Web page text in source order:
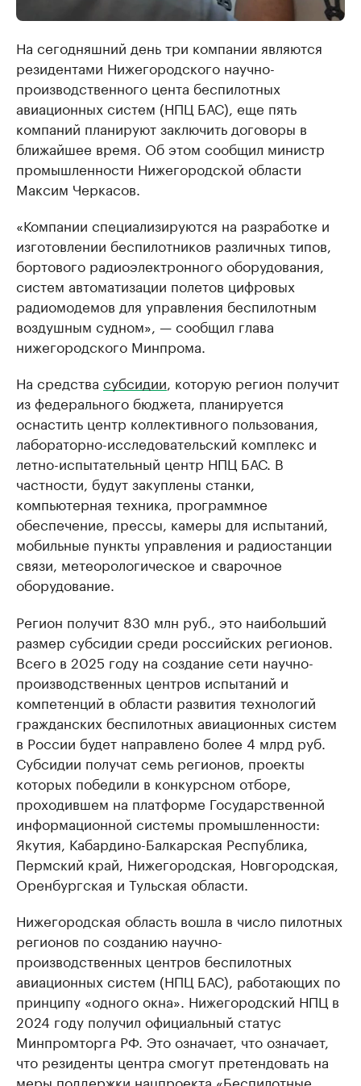
На сегодняшний день три компании являются
резидентами Нижегородского научно-
производственного цента беспилотных
авиационных систем (НПЦ БАС), еще пять
компаний планируют заключить договоры в
ближайшее время. Об этом сообщил министр
промышленности Нижегородской области
Максим Черкасов.
«Компании специализируются на разработке и
изготовлении беспилотников различных типов,
бортового радиоэлектронного оборудования,
систем автоматизации полетов цифровых
радиомодемов для управления беспилотным
воздушным судном», — сообщил глава
нижегородского Минпрома.
На средства субсидии , которую регион получит
из федерального бюджета, планируется
оснастить центр коллективного пользования,
лабораторно-исследовательский комплекс и
летно-испытательный центр НПЦ БАС. В
частности, будут закуплены станки,
компьютерная техника, программное
обеспечение, прессы, камеры для испытаний,
мобильные пункты управления и радиостанции
связи, метеорологическое и сварочное
оборудование.
Регион получит 830 млн руб., это наибольший
размер субсидии среди российских регионов.
Всего в 2025 году на создание сети научно-
производственных центров испытаний и
компетенций в области развития технологий
гражданских беспилотных авиационных систем
в России будет направлено более 4 млрд руб.
Субсидии получат семь регионов, проекты
которых победили в конкурсном отборе,
проходившем на платформе Государственной
информационной системы промышленности:
Якутия, Кабардино-Балкарская Республика,
Пермский край, Нижегородская, Новгородская,
Оренбургская и Тульская области.
Нижегородская область вошла в число пилотных
регионов по созданию научно-
производственных центров беспилотных
авиационных систем (НПЦ БАС), работающих по
принципу «одного окна». Нижегородский НПЦ в
2024 году получил официальный статус
Минпромторга РФ. Это означает, что означает,
что резиденты центра смогут претендовать на
меры поддержки нацпроекта «Беспилотные